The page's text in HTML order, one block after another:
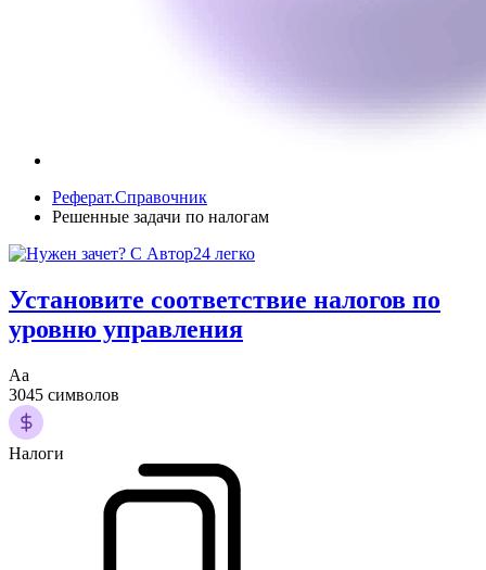
Реферат.Справочник
Решенные задачи по налогам
Установите соответствие налогов по
уровню управления
Аа
3045 символов
Налоги